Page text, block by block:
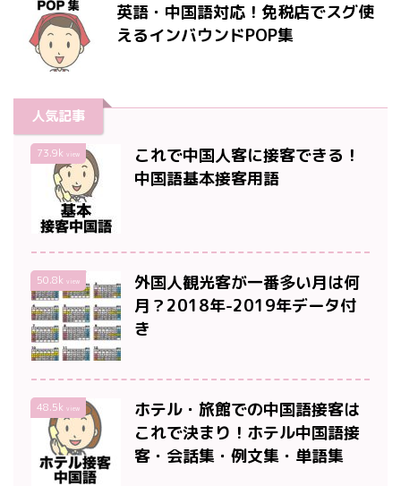
英語・中国語対応！免税店でスグ使
えるインバウンドPOP集
人気記事
73.9k view
これで中国人客に接客できる！
中国語基本接客用語
50.8k view
外国人観光客が一番多い月は何
月？2018年-2019年データ付
き
48.5k view
ホテル・旅館での中国語接客は
これで決まり！ホテル中国語接
客・会話集・例文集・単語集